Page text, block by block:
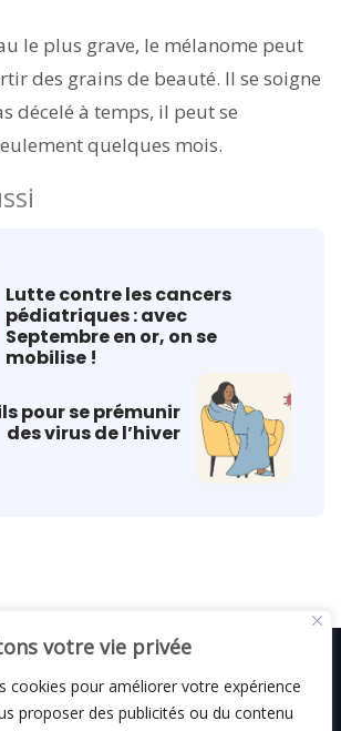
votre vie privée
cookies pour améliorer votre expérience
proposer des publicités ou du contenu
le plus grave, le mélanome peut
des grains de beauté. Il se soigne
décelé à temps, il peut se
quelques mois.
Lutte contre les cancers
pédiatriques : avec
Septembre en or, on se
mobilise !
pour se prémunir
des virus de l’hiver